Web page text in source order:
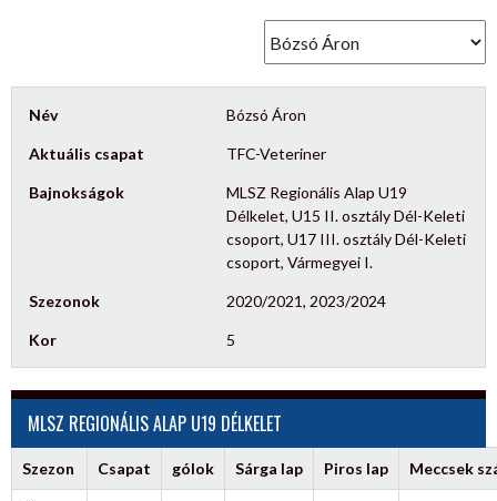
Név Bózsó Áron
Aktuális csapat TFC-Veteriner
Bajnokságok
MLSZ Regionális Alap U19
Délkelet, U15 II. osztály Dél-Keleti
csoport, U17 III. osztály Dél-Keleti
csoport, Vármegyei I.
Szezonok 2020/2021, 2023/2024
Kor 5
MLSZ REGIONÁLIS ALAP U19 DÉLKELET
Szezon Csapat gólok Sárga lap Piros lap Meccsek